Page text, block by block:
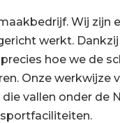
Wij zijn
werkt.
hoe we de
Onze werkwijze
die vallen onder de